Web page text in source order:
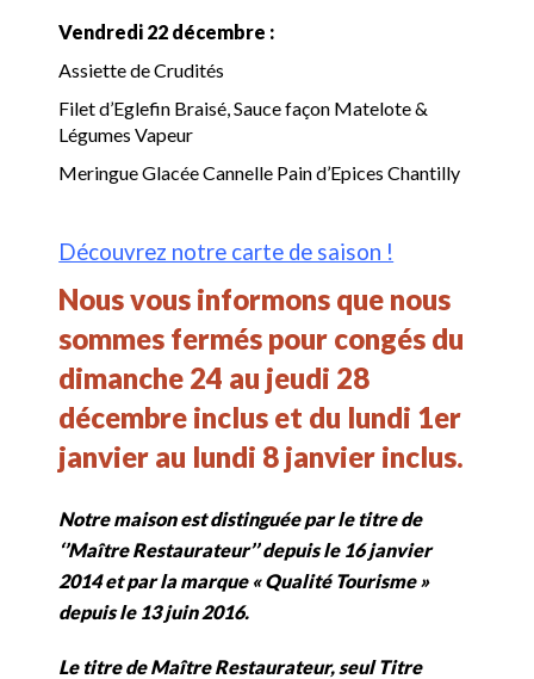
Vendredi 22 décembre :
Assiette de Crudités
Filet d’Eglefin Braisé, Sauce façon Matelote &
Légumes Vapeur
Meringue Glacée Cannelle Pain d’Epices Chantilly
Découvrez notre carte de saison !
Nous vous informons que nous
sommes fermés pour congés du
dimanche 24 au jeudi 28
décembre inclus et du lundi 1er
janvier au lundi 8 janvier inclus.
Notre maison est distinguée par le titre de
‘’Maître Restaurateur’’ depuis le 16 janvier
2014 et par la marque « Qualité Tourisme »
depuis le 13 juin 2016.
Le titre de Maître Restaurateur, seul Titre